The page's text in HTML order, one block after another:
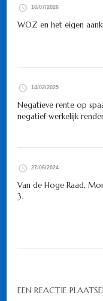
16/07/2026
WOZ en het eigen
14/02/2025
Negatieve rente op
negatief werkelijk
27/06/2024
Van de Hoge Raad,
3.
EEN REACTIE